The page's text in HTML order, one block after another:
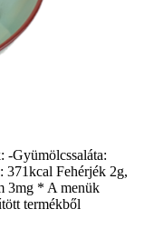
-Gyümölcssaláta:
371kcal Fehérjék 2g,
3mg * A menük
termékből